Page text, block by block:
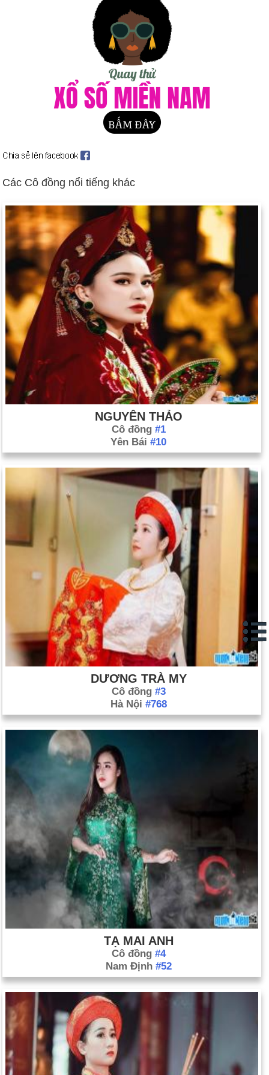
Hồng Kông trở lại chế độ cai trị của Trung Quốc (ngày 30
Khmer Đỏ tổ chức phiên tòa xét xử thủ lĩnh lâu năm Pol Pot
Gói thanh toán đầu tiên của Thụy Sĩ cho các nạn nhân
Holocaust (ngày 17 tháng 9).
Liên minh Châu Âu có kế hoạch kết nạp sáu quốc gia (ngày 13
Ngày 30-11 năm 1804:
Chase đã bị xét xử vì tội thiên vị chính trị.
đời ở Paris ở tuổi 46.
Ngày 30-11 năm 1940:
Lucille Ball và Desi Arnaz đã kết hôn.
Ngày 30-11 năm 1966:Barbados trở nên độc lập khỏi Vương
quốc Anh.
Ngày 30-11 năm 1974: Hài cốt hóa thạch của một tổ tiên nữ
loài người tên là Lucy (sau bài hát Lucy in the Sky with
Diamonds của ban nhạc Beatles) đã được tìm thấy ở Ethiopia.
Ngày 30-11 năm 1993:Dự luật Brady, yêu cầu thời gian chờ 5
ngày để mua súng ngắn, đã được ký.
Ngày 30-11 năm 1995:Tổng thống Bill Clinton trở thành tổng
thống Hoa Kỳ đầu tiên đến thăm Bắc Ireland.
Ngày 30-11 năm 2004: Ken Jennings đã kết thúc trận thắng
kéo dài 74 trận của mình trên chương trình trò chơi, Jeopardy!
Các Cô đồng nổi tiếng khác
NGUYÊN THẢO
Cô đồng #1
Yên Bái #10
DƯƠNG TRÀ MY
Cô đồng #3
Hà Nội #768
TẠ MAI ANH
Cô đồng #4
Nam Định #52